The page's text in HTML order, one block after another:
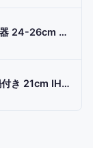
ン対応 のせるだけ簡単
ンレス鍋 杉竹 蒸し料理